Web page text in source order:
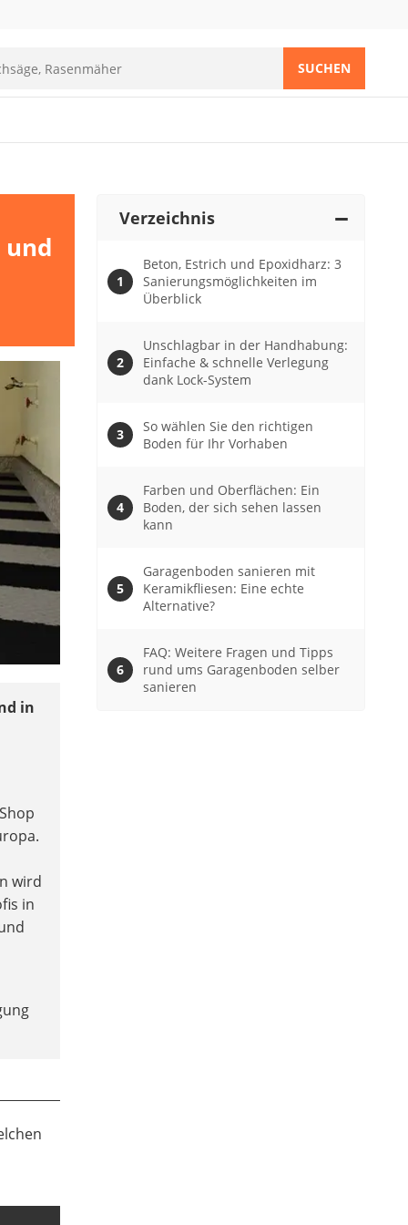
SUCHEN
in
wird
in
Verzeichnis
Beton, Estrich und Epoxidharz: 3
Sanierungsmöglichkeiten im
Überblick
Unschlagbar in der Handhabung:
Einfache & schnelle Verlegung
dank Lock-System
So wählen Sie den richtigen
Boden für Ihr Vorhaben
Farben und Oberflächen: Ein
Boden, der sich sehen lassen
kann
Garagenboden sanieren mit
Keramikfliesen: Eine echte
Alternative?
FAQ: Weitere Fragen und Tipps
rund ums Garagenboden selber
sanieren